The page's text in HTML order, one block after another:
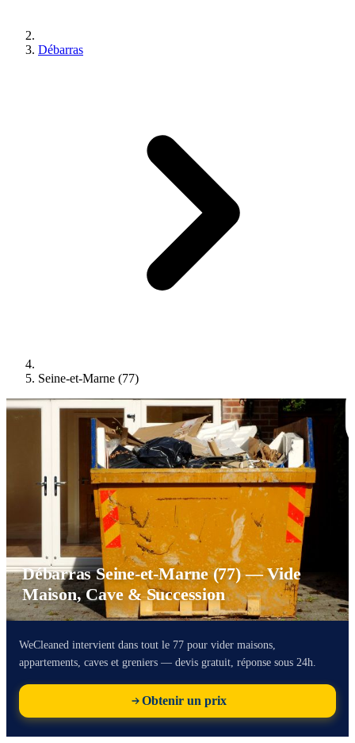
Débarras
Seine-et-Marne (77)
Débarras Seine-et-Marne (77) — Vide
Maison, Cave & Succession
WeCleaned intervient dans tout le 77 pour vider maisons,
appartements, caves et greniers — devis gratuit, réponse sous 24h.
Obtenir un prix